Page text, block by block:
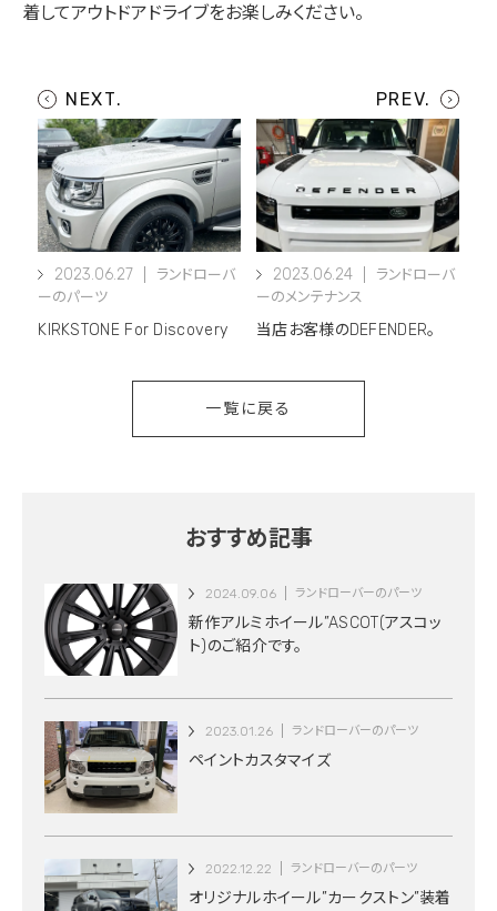
着してアウトドアドライブをお楽しみください。
2023.06.27
ランドローバ
ーのパーツ
KIRKSTONE For Discovery
2023.06.24
ランドローバ
ーのメンテナンス
当店お客様のDEFENDER。
一覧に戻る
おすすめ記事
2024.09.06 ランドローバーのパーツ
新作アルミホイール”ASCOT(アスコッ
ト)のご紹介です。
2023.01.26 ランドローバーのパーツ
ペイントカスタマイズ
2022.12.22 ランドローバーのパーツ
オリジナルホイール”カークストン”装着